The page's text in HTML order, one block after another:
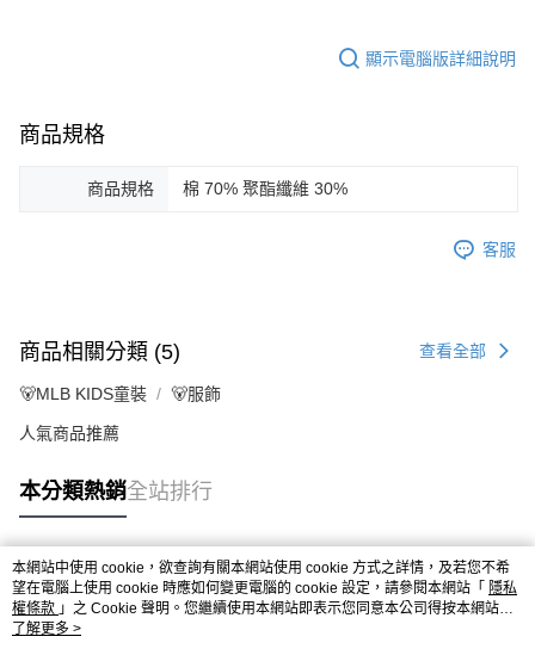
顯示電腦版詳細說明
商品規格
商品規格 棉 70% 聚酯纖維 30%
客服
商品相關分類 (5) 查看全部
🐻MLB KIDS童裝 🐻服飾
人氣商品推薦
本分類熱銷全站排行
熱門標籤
本網站中使用 cookie，欲查詢有關本網站使用 cookie 方式之詳情，及若您不希
望在電腦上使用 cookie 時應如何變更電腦的 cookie 設定，請參閱本網站「 隱私
權條款 」之 Cookie 聲明。您繼續使用本網站即表示您同意本公司得按本網站使
用條款之 Cookie 聲明使用 cookie。
了解更多 >